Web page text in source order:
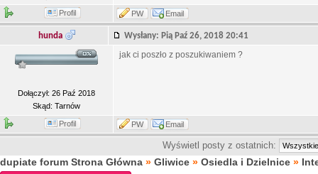
Profil PW Email
hunda Wysłany: Pią Paź 26, 2018 20:41
Dołączył: 26 Paź 2018
Skąd: Tarnów
jak ci poszło z poszukiwaniem ?
Profil PW Email
Wyświetl posty z ostatnich:
dupiate forum Strona Główna » Gliwice » Osiedla i Dzielnice »